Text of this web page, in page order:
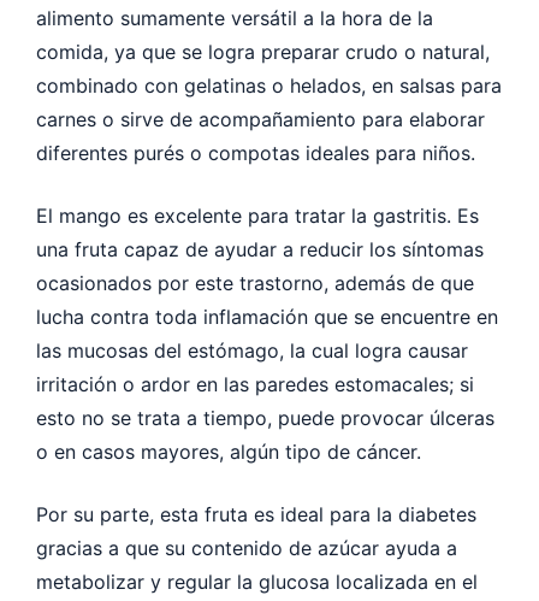
alimento sumamente versátil a la hora de la
comida, ya que se logra preparar crudo o natural,
combinado con gelatinas o helados, en salsas para
carnes o sirve de acompañamiento para elaborar
diferentes purés o compotas ideales para niños.
El mango es excelente para tratar la gastritis. Es
una fruta capaz de ayudar a reducir los síntomas
ocasionados por este trastorno, además de que
lucha contra toda inflamación que se encuentre en
las mucosas del estómago, la cual logra causar
irritación o ardor en las paredes estomacales; si
esto no se trata a tiempo, puede provocar úlceras
o en casos mayores, algún tipo de cáncer.
Por su parte, esta fruta es ideal para la diabetes
gracias a que su contenido de azúcar ayuda a
metabolizar y regular la glucosa localizada en el